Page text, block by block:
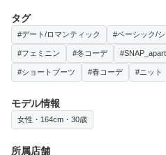
タグ
#デート/ロマンティック #ベーシック/
#フェミニン #冬コーデ
#ショートブーツ #春コーデ #ニット
モデル情報
女性・164cm・30歳
所属店舗